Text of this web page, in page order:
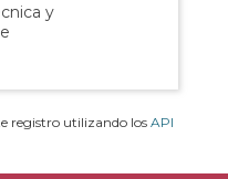
y
registro utilizando losAPI